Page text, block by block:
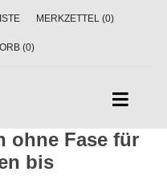
MERKZETTEL (0)
(0)
ohne Fase für
bis